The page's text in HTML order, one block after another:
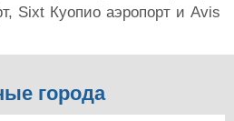
Sixt Куопио аэропорт и Avis
города